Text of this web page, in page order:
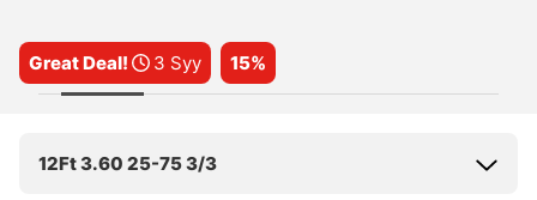
Great Deal! 3 Syy 15%
12Ft 3.60 25-75 3/3